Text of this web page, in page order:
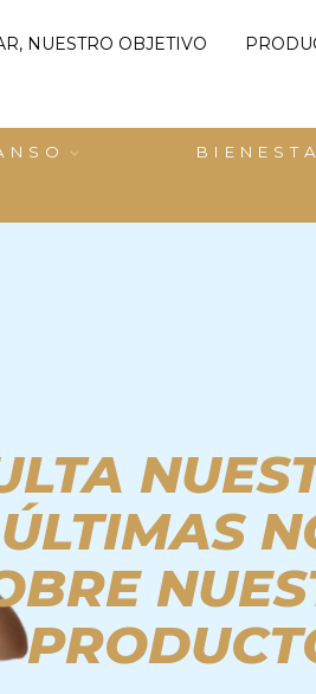
NUESTRO OBJETIVO